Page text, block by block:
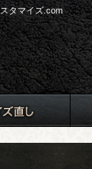
タマイズ.com